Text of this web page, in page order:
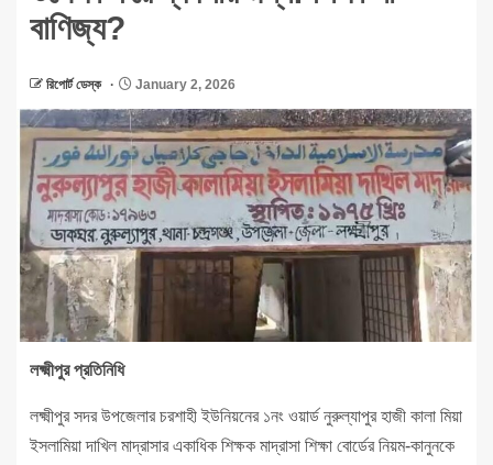
বাণিজ্য?
রিপোর্ট ডেস্ক January 2, 2026
লক্ষ্মীপুর প্রতিনিধি
লক্ষ্মীপুর সদর উপজেলার চরশাহী ইউনিয়নের ১নং ওয়ার্ড নুরুল্যাপুর হাজী কালা মিয়া
ইসলামিয়া দাখিল মাদ্রাসার একাধিক শিক্ষক মাদ্রাসা শিক্ষা বোর্ডের নিয়ম-কানুনকে